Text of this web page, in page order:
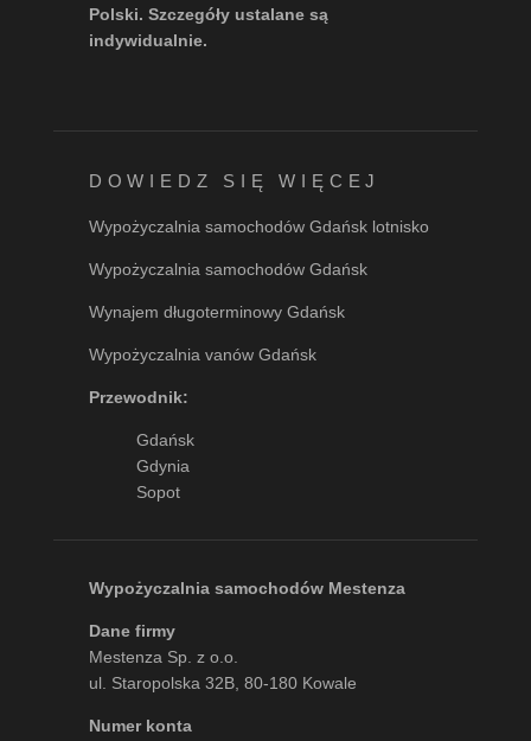
Polski. Szczegóły ustalane są
indywidualnie.
DOWIEDZ SIĘ WIĘCEJ
Wypożyczalnia samochodów Gdańsk lotnisko
Wypożyczalnia samochodów Gdańsk
Wynajem długoterminowy Gdańsk
Wypożyczalnia vanów Gdańsk
Przewodnik:
Gdańsk
Gdynia
Sopot
Wypożyczalnia samochodów Mestenza
Dane firmy
Mestenza Sp. z o.o.
ul. Staropolska 32B, 80-180 Kowale
Numer konta